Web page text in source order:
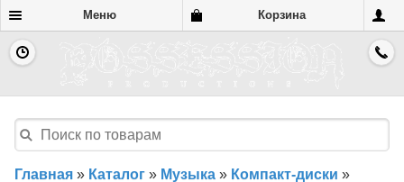
Меню Корзина
Главная » Каталог » Музыка » Компакт-диски »